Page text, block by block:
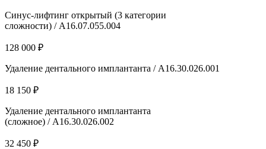
Синус-лифтинг открытый (3 категории
сложности) / А16.07.055.004
128 000 ₽
Удаление дентального имплантанта / A16.30.026.001
18 150 ₽
Удаление дентального имплантанта
(сложное) / A16.30.026.002
32 450 ₽